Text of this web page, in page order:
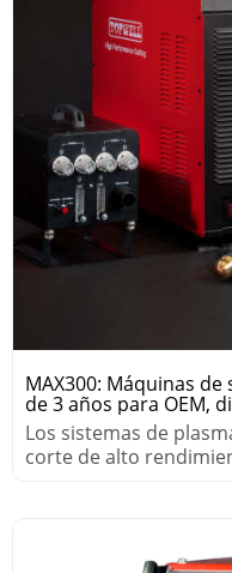
MAX300: Máquinas
de 3 años para OEM,
Los sistemas de
corte de alto